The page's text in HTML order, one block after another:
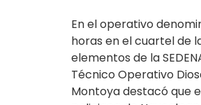
En el operativo
horas en el cuartel de
elementos de la
Técnico Operativo
Montoya destacó que